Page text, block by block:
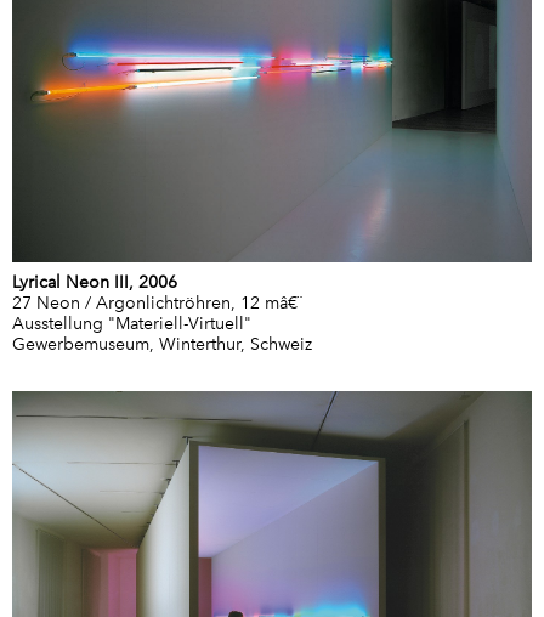
Lyrical Neon III, 2006
27 Neon / Argonlichtröhren, 12 mâ€¨
Ausstellung "Materiell-Virtuell"
Gewerbemuseum, Winterthur, Schweiz